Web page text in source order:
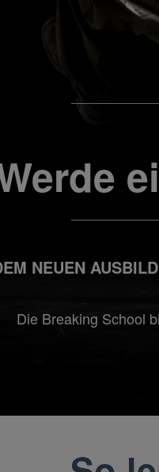
NEUEN
Die Breaking School